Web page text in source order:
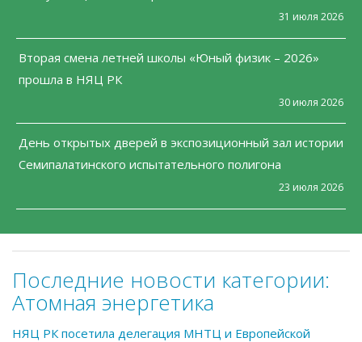
31 июля 2026
Вторая смена летней школы «Юный физик – 2026»
прошла в НЯЦ РК
30 июля 2026
День открытых дверей в экспозиционный зал истории
Семипалатинского испытательного полигона
23 июля 2026
Последние новости категории:
Атомная энергетика
НЯЦ РК посетила делегация МНТЦ и Европейской